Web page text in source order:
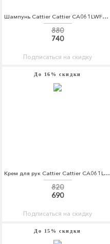
Шампунь Cattier Cattier CA061LWFLK82
880
740
Подписаться на скидку
До 16% скидки
Крем для рук Cattier Cattier CA061LWFLK91
820
690
Подписаться на скидку
До 15% скидки